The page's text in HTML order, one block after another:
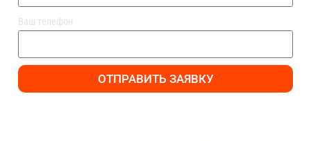
Ваш телефон
ОТПРАВИТЬ ЗАЯВКУ